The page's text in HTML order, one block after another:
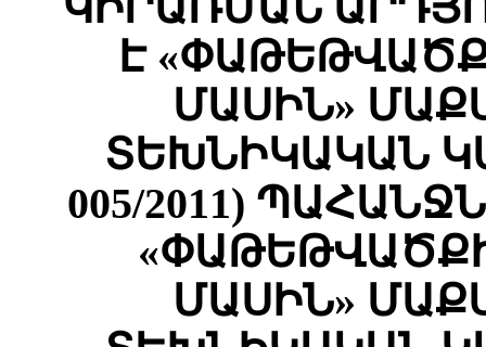
Է
ՄԱՍԻՆ»
ՏԵԽՆԻԿԱԿԱՆ
005/2011)
ՄԱՍԻՆ»